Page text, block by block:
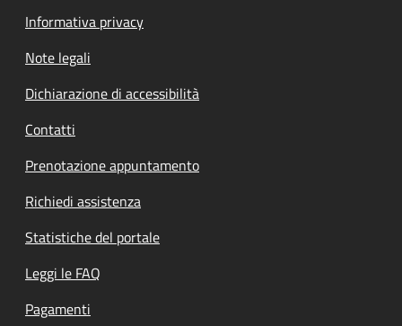
Informativa privacy
Note legali
Dichiarazione di accessibilità
Contatti
Prenotazione appuntamento
Richiedi assistenza
Statistiche del portale
Leggi le FAQ
Pagamenti